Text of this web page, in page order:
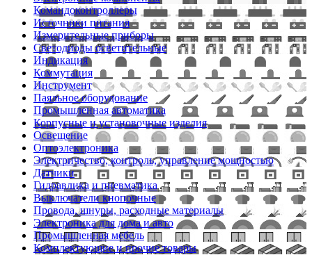
Командоконтроллеры
Источники питания
Измерительные приборы
Светодиоды осветительные
Индикация
Коммутация
Инструмент
Паяльное оборудование
Промышленная автоматика
Корпусные и установочные изделия
Освещение
Оптоэлектроника
Электричество, контроль, управление мощностью
Датчики
Гидравлика и пневматика
Выключатели кнопочные
Провода, шнуры, расходные материалы
Электроника для дома и авто
Промышленная мебель
Комплектующие и прочие товары